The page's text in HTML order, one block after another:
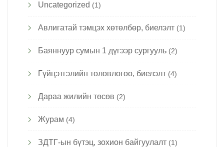
Uncategorized (1)
Авлигатай тэмцэх хөтөлбөр, биелэлт (1)
Баяннуур сумын 1 дүгээр сургууль (2)
Гүйцэтгэлийн төлөвлөгөө, биелэлт (4)
Дараа жилийн төсөв (2)
Журам (4)
ЗДТГ-ын бүтэц, зохион байгуулалт (1)